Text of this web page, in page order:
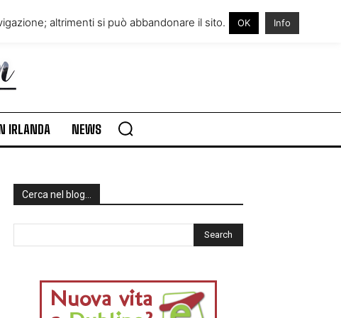
VISITARE L’IRLANDA
IRLANDA NEWS
Cerca nel blog…
altrimenti si può abbandonare il sito. OK Info